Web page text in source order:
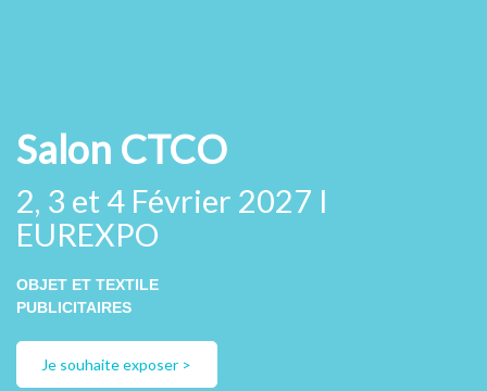
Salon CTCO
2, 3 et 4 Février 2027 I
EUREXPO
OBJET ET TEXTILE
PUBLICITAIRES
Je souhaite exposer >